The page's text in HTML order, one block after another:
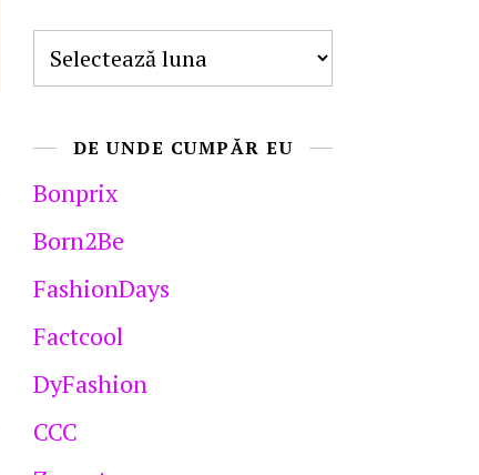
DE UNDE CUMPĂR EU
Bonprix
Born2Be
FashionDays
Factcool
DyFashion
CCC